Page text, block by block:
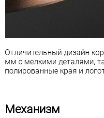
Отличительный дизайн
мм с мелкими деталями,
полированные края и
Механизм